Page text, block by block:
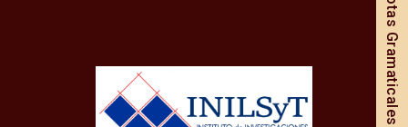
Notas Gramaticales